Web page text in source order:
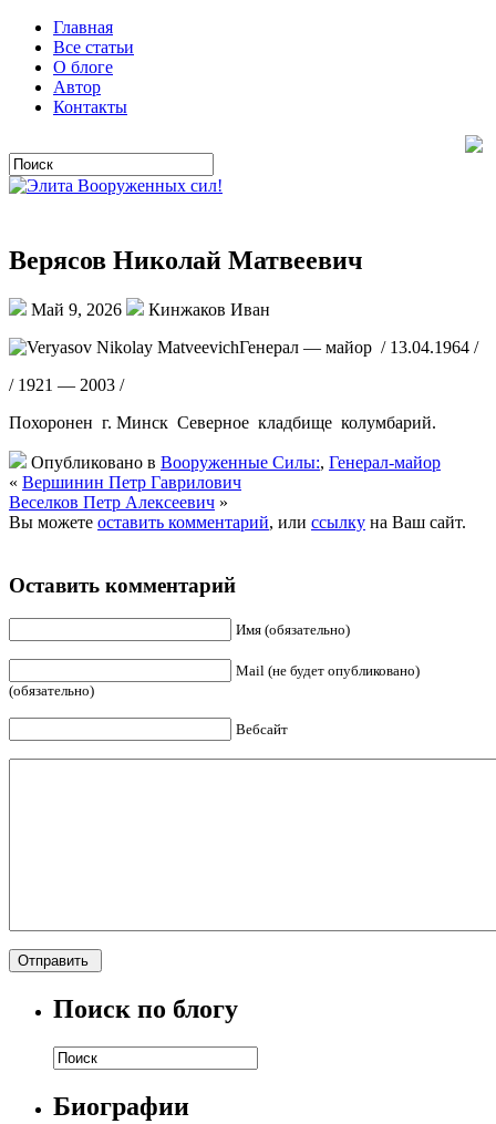
Главная
Все статьи
О блоге
Автор
Контакты
Верясов Николай Матвеевич
Май 9, 2026
Кинжаков Иван
Генерал — майор / 13.04.1964 /
/ 1921 — 2003 /
Похоронен г. Минск Северное кладбище колумбарий.
Опубликовано в Вооруженные Силы:, Генерал-майор
« Вершинин Петр Гаврилович
Веселков Петр Алексеевич »
Вы можете оставить комментарий, или ссылку на Ваш сайт.
Оставить комментарий
Имя (обязательно)
Mail (не будет опубликовано)
(обязательно)
Вебсайт
Поиск по блогу
Биографии